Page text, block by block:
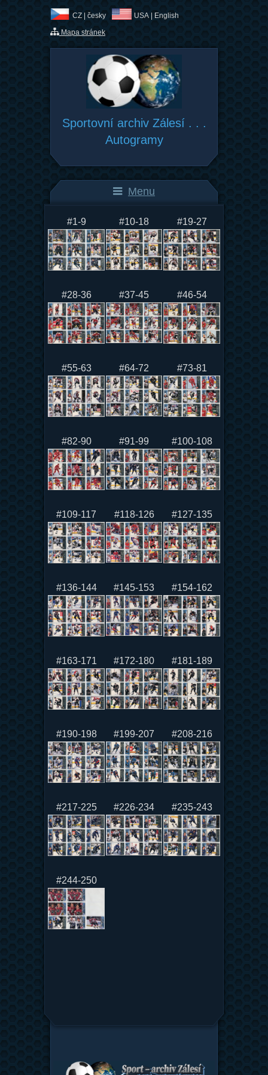
CZ | česky USA |
English
Mapa stránek
Sportovní archiv Zálesí . . .
Autogramy
Menu
#1-9 #10-18 #19-27
#28-36 #37-45 #46-54
#55-63 #64-72 #73-81
#82-90 #91-99 #100-108
#109-117 #118-126 #127-135
#136-144 #145-153 #154-162
#163-171 #172-180 #181-189
#190-198 #199-207 #208-216
#217-225 #226-234 #235-243
#244-250